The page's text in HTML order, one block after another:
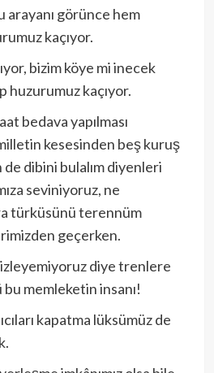
arayanı görünce hem
kaçıyor.
bizim köye mi inecek
huzurumuz kaçıyor.
bedava yapılması
kesesinden beş kuruş
de dibini bulalım diyenleri
seviniyoruz, ne
türküsünü terennüm
geçerken.
izleyemiyoruz diye trenlere
bu memleketin insanı!
kapatma lüksümüz de